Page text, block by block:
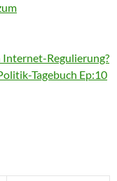
Regulierung?
Tagebuch Ep:10